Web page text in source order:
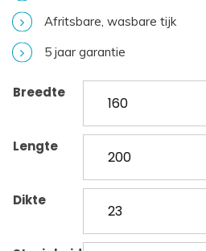
Afritsbare, wasbare tijk
5 jaar garantie
Breedte
Lengte
Dikte